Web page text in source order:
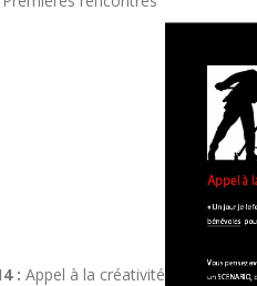
: Appel à la créativité